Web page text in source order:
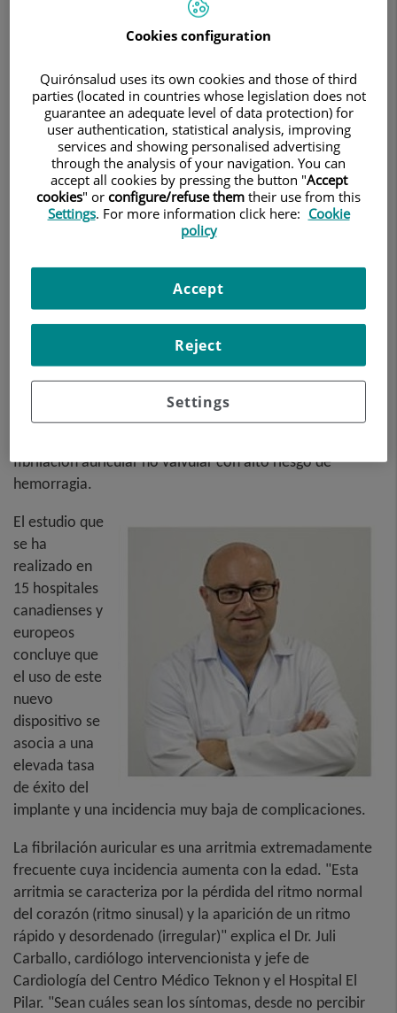
Jordi participan en un estudio
dispositivo Ultraseal en pacientes con
alto riesgo de hemorragia
11 de octubre de 2018 CENTRO MÉDICO TEKNON
Especialistas en Cardiología del Centro Médico Teknon y
del Hospital El Pilar – Centre Cardiovascular Sant Jordi
han participado en un estudio multicéntrico internacional
que valida la eficacia y la seguridad del dispositivo
Ultraseal para el cierre del apéndice auricular izquierdo
fibrilación auricular no valvular con alto riesgo de
hemorragia.
El estudio que
se ha
realizado en
15 hospitales
canadienses y
europeos
concluye que
el uso de este
nuevo
dispositivo se
asocia a una
elevada tasa
de éxito del
implante y una incidencia muy baja de complicaciones.
La fibrilación auricular es una arritmia extremadamente
frecuente cuya incidencia aumenta con la edad. "Esta
arritmia se caracteriza por la pérdida del ritmo normal
del corazón (ritmo sinusal) y la aparición de un ritmo
rápido y desordenado (irregular)" explica el Dr. Juli
Carballo, cardiólogo intervencionista y jefe de
Cardiología del Centro Médico Teknon y el Hospital El
Pilar. "Sean cuáles sean los síntomas, desde no percibir
Cookies configuration
Quirónsalud uses its own cookies and those of third
parties (located in countries whose legislation does not
guarantee an adequate level of data protection) for
user authentication, statistical analysis, improving
services and showing personalised advertising
through the analysis of your navigation. You can
accept all cookies by pressing the button "Accept
cookies" or configure/refuse them their use from this
Settings. For more information click here: Cookie
policy
Settings
Reject
Accept